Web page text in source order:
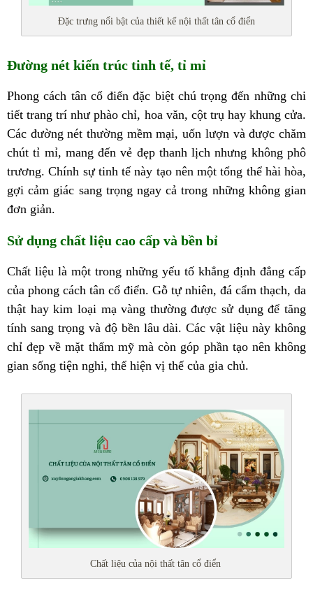
Đặc trưng nổi bật của thiết kế nội thất tân cổ điển
Đường nét kiến trúc tinh tế, tỉ mỉ
Phong cách tân cổ điển đặc biệt chú trọng đến những chi
tiết trang trí như phào chỉ, hoa văn, cột trụ hay khung cửa.
Các đường nét thường mềm mại, uốn lượn và được chăm
chút tỉ mỉ, mang đến vẻ đẹp thanh lịch nhưng không phô
trương. Chính sự tinh tế này tạo nên một tổng thể hài hòa,
gợi cảm giác sang trọng ngay cả trong những không gian
đơn giản.
Sử dụng chất liệu cao cấp và bền bỉ
Chất liệu là một trong những yếu tố khẳng định đẳng cấp
của phong cách tân cổ điển. Gỗ tự nhiên, đá cẩm thạch, da
thật hay kim loại mạ vàng thường được sử dụng để tăng
tính sang trọng và độ bền lâu dài. Các vật liệu này không
chỉ đẹp về mặt thẩm mỹ mà còn góp phần tạo nên không
gian sống tiện nghi, thể hiện vị thế của gia chủ.
Chất liệu của nội thất tân cổ điển